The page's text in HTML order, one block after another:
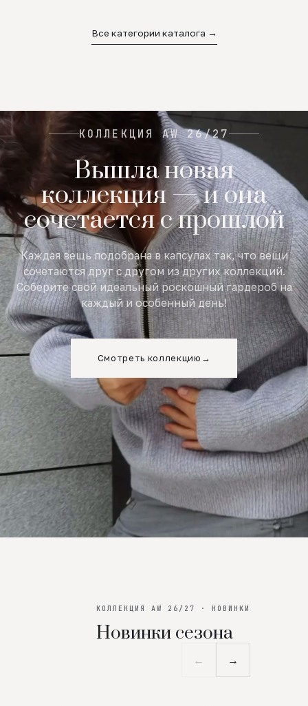
Все категории каталога →
КОЛЛЕКЦИЯ AW 26/27
Вышла новая
коллекция — и она
сочетается с прошлой
Каждая вещь подобрана в капсулах так, что вещи
сочетаются друг с другом из других коллекций.
Соберите свой идеальный роскошный гардероб на
каждый и особенный день!
Смотреть коллекцию →
КОЛЛЕКЦИЯ AW 26/27 · НОВИНКИ
Новинки сезона
← →